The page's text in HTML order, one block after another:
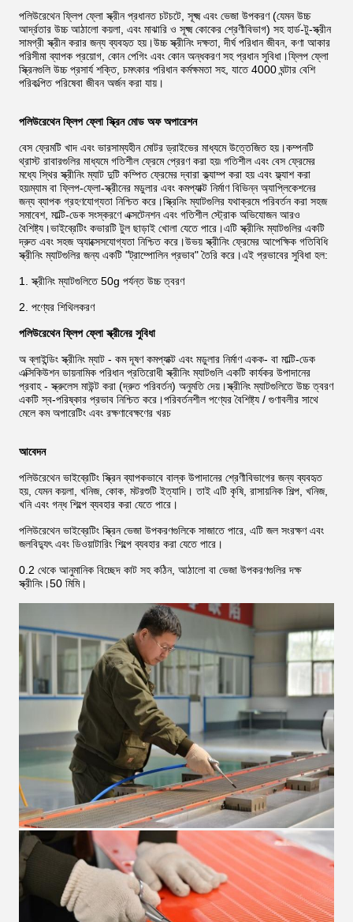
পলিউরেথেন ফ্লিপ ফ্লো স্ক্রীন প্রধানত চটচটে, সূক্ষ্ম এবং ভেজা উপকরণ (যেমন উচ্চ
আর্দ্রতার উচ্চ আঠালো কয়লা, এবং মাঝারি ও সূক্ষ্ম কোকের শ্রেণীবিভাগ) সহ হার্ড-টু-স্ক্রীন
সামগ্রী স্ক্রীন করার জন্য ব্যবহৃত হয়।উচ্চ স্ক্রীনিং দক্ষতা, দীর্ঘ পরিধান জীবন, কণা আকার
পরিসীমা ব্যাপক প্রয়োগ, কোন পেগিং এবং কোন অন্ধকরণ সহ প্রধান সুবিধা।ফ্লিপ ফ্লো
স্ক্রিনগুলি উচ্চ প্রসার্য শক্তি, চমৎকার পরিধান কর্মক্ষমতা সহ, যাতে 4000 ঘন্টার বেশি
পরিকল্পিত পরিষেবা জীবন অর্জন করা যায়।
পলিউরেথেন ফ্লিপ ফ্লো স্ক্রিন মোড অফ অপারেশন
বেস ফ্রেমটি খাদ এবং ভারসাম্যহীন মোটর ড্রাইভের মাধ্যমে উত্তেজিত হয়।কম্পনটি
থ্রাস্ট রাবারগুলির মাধ্যমে গতিশীল ফ্রেমে প্রেরণ করা হয়৷ গতিশীল এবং বেস ফ্রেমের
মধ্যে স্থির স্ক্রীনিং ম্যাট দুটি কম্পিত ফ্রেমের দ্বারা ক্ল্যাম্প করা হয় এবং ফ্ল্যাশ করা
হয়৷ম্যাম বা ফ্লিপ-ফ্লো-স্ক্রীনের মডুলার এবং কমপ্যাক্ট নির্মাণ বিভিন্ন অ্যাপ্লিকেশনের
জন্য ব্যাপক গ্রহণযোগ্যতা নিশ্চিত করে।স্ক্রিনিং ম্যাটগুলির যথাক্রমে পরিবর্তন করা সহজ
সমাবেশ, মাল্টি-ডেক সংস্করণে এক্সটেনশন এবং গতিশীল স্ট্রোক অভিযোজন আরও
বৈশিষ্ট্য।ভাইব্রেটিং কভারটি টুল ছাড়াই খোলা যেতে পারে।এটি স্ক্রীনিং ম্যাটগুলির একটি
দ্রুত এবং সহজ অ্যাক্সেসযোগ্যতা নিশ্চিত করে।উভয় স্ক্রীনিং ফ্রেমের আপেক্ষিক গতিবিধি
স্ক্রীনিং ম্যাটগুলির জন্য একটি "ট্রাম্পোলিন প্রভাব" তৈরি করে।এই প্রভাবের সুবিধা হল:
1. স্ক্রীনিং ম্যাটগুলিতে 50g পর্যন্ত উচ্চ ত্বরণ
2. পণ্যের শিথিলকরণ
পলিউরেথেন ফ্লিপ ফ্লো স্ক্রীনের সুবিধা
অ ব্লাইন্ডিং স্ক্রীনিং ম্যাট - কম দূষণ কমপ্যাক্ট এবং মডুলার নির্মাণ একক- বা মাল্টি-ডেক
এক্সিকিউশন ডায়নামিক পরিধান প্রতিরোধী স্ক্রীনিং ম্যাটগুলি একটি কার্যকর উপাদানের
প্রবাহ - স্ক্রুলেস মাউন্ট করা (দ্রুত পরিবর্তন) অনুমতি দেয়।স্ক্রীনিং ম্যাটগুলিতে উচ্চ ত্বরণ
একটি স্ব-পরিষ্কার প্রভাব নিশ্চিত করে।পরিবর্তনশীল পণ্যের বৈশিষ্ট্য / গুণাবলীর সাথে
মেলে কম অপারেটিং এবং রক্ষণাবেক্ষণের খরচ
আবেদন
পলিউরেথেন ভাইব্রেটিং স্ক্রিন ব্যাপকভাবে বাল্ক উপাদানের শ্রেণীবিভাগের জন্য ব্যবহৃত
হয়, যেমন কয়লা, খনিজ, কোক, মটরশুটি ইত্যাদি। তাই এটি কৃষি, রাসায়নিক শিল্প, খনিজ,
খনি এবং গন্ধ শিল্পে ব্যবহার করা যেতে পারে।
পলিউরেথেন ভাইব্রেটিং স্ক্রিন ভেজা উপকরণগুলিকে সাজাতে পারে, এটি জল সংরক্ষণ এবং
জলবিদ্যুৎ এবং ডিওয়াটারিং শিল্পে ব্যবহার করা যেতে পারে।
0.2 থেকে আনুমানিক বিচ্ছেদ কাট সহ কঠিন, আঠালো বা ভেজা উপকরণগুলির দক্ষ
স্ক্রীনিং।50 মিমি।